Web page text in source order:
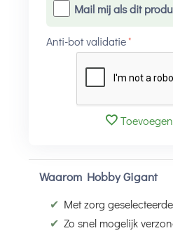
Mail mij als dit
Anti-bot validatie
Waarom Hobby Gigant
✔ Met zorg
✔ Zo snel mogelijk